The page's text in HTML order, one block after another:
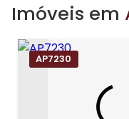
Imóveis em
AP7230